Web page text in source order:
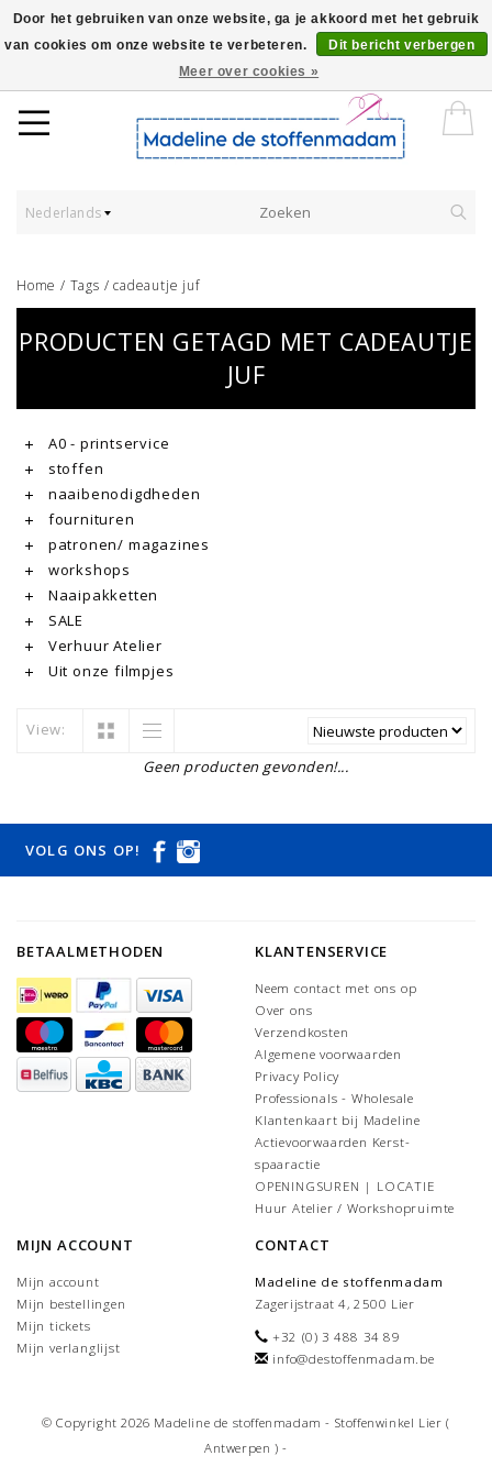
Worldwide Shipping - Onze stoffen worden verkocht per 10 cm.
Nederlands
Home / Tags /cadeautje juf
PRODUCTEN GETAGD MET CADEAUTJE
JUF
A0 - printservice
stoffen
naaibenodigdheden
fournituren
patronen/ magazines
workshops
Naaipakketten
SALE
Verhuur Atelier
Uit onze filmpjes
View:
Geen producten gevonden!...
VOLG ONS OP!
BETAALMETHODEN KLANTENSERVICE
Neem contact met ons op
Over ons
Verzendkosten
Algemene voorwaarden
Privacy Policy
Professionals - Wholesale
Klantenkaart bij Madeline
Actievoorwaarden Kerst-
spaaractie
OPENINGSUREN | LOCATIE
Huur Atelier / Workshopruimte
MIJN ACCOUNT
Mijn account
Mijn bestellingen
Mijn tickets
Mijn verlanglijst
CONTACT
Madeline de stoffenmadam
Zagerijstraat 4, 2500 Lier
+32 (0) 3 488 34 89
info@destoffenmadam.be
© Copyright 2026 Madeline de stoffenmadam - Stoffenwinkel Lier (
Antwerpen ) -
Door het gebruiken van onze website, ga je akkoord met het gebruik
van cookies om onze website te verbeteren.
Dit bericht verbergen
Meer over cookies »